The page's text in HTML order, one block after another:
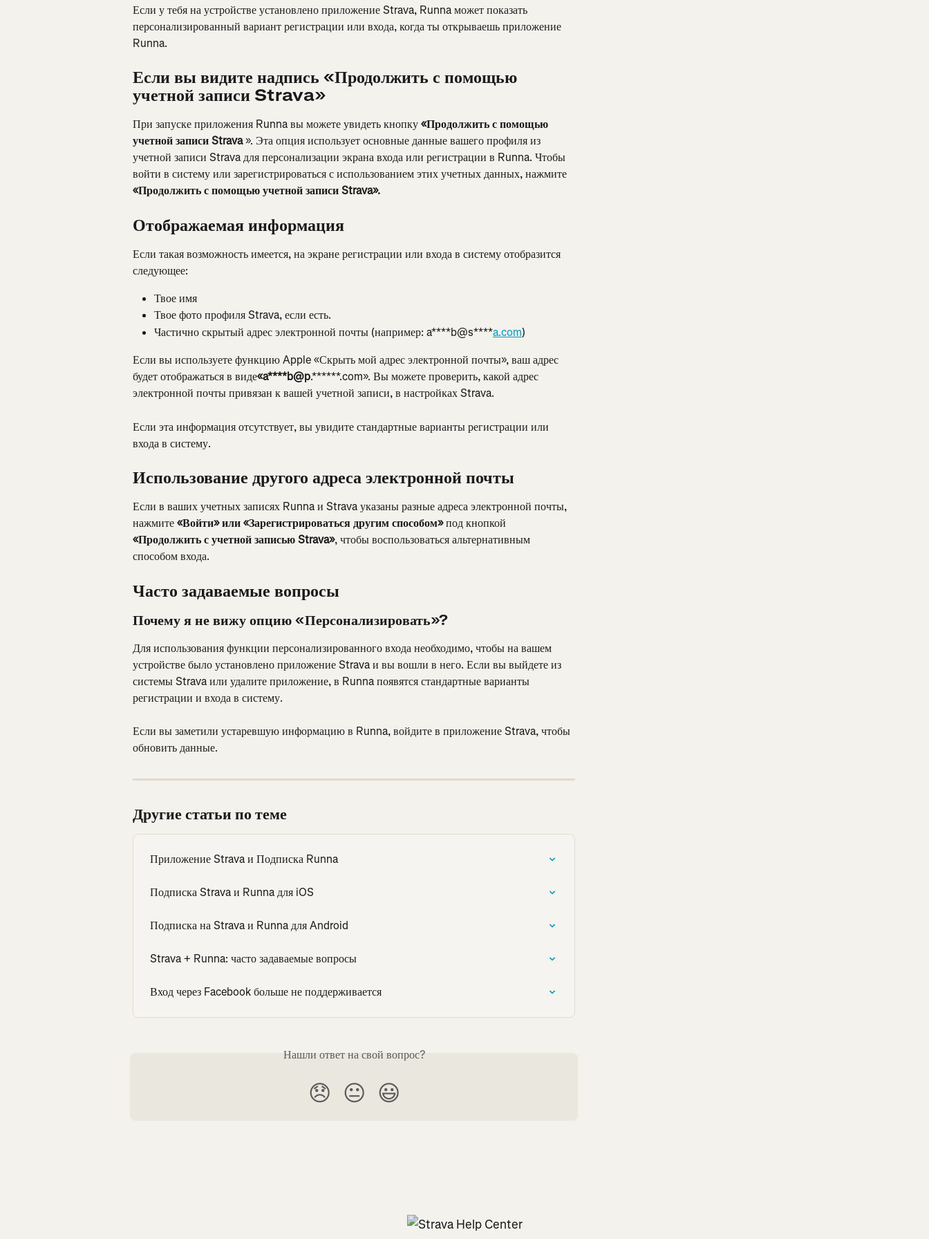
Если у тебя на устройстве установлено приложение Strava, Runna может показать
персонализированный вариант регистрации или входа, когда ты открываешь приложение
Runna.
Если вы видите надпись «Продолжить с помощью
учетной записи Strava»
При запуске приложения Runna вы можете увидеть кнопку «Продолжить с помощью
учетной записи Strava ». Эта опция использует основные данные вашего профиля из
учетной записи Strava для персонализации экрана входа или регистрации в Runna. Чтобы
войти в систему или зарегистрироваться с использованием этих учетных данных, нажмите
«Продолжить с помощью учетной записи Strava».
Отображаемая информация
Если такая возможность имеется, на экране регистрации или входа в систему отобразится
следующее:
Твое имя
Твое фото профиля Strava, если есть.
Частично скрытый адрес электронной почты (например: a****b@s****a.com)
Если вы используете функцию Apple «Скрыть мой адрес электронной почты», ваш адрес
будет отображаться в виде«a****b@p.******.com». Вы можете проверить, какой адрес
электронной почты привязан к вашей учетной записи, в настройках Strava.
Если эта информация отсутствует, вы увидите стандартные варианты регистрации или
входа в систему.
Использование другого адреса электронной почты
Если в ваших учетных записях Runna и Strava указаны разные адреса электронной почты,
нажмите «Войти» или «Зарегистрироваться другим способом» под кнопкой
«Продолжить с учетной записью Strava», чтобы воспользоваться альтернативным
способом входа.
Часто задаваемые вопросы
Почему я не вижу опцию «Персонализировать»?
Для использования функции персонализированного входа необходимо, чтобы на вашем
устройстве было установлено приложение Strava и вы вошли в него. Если вы выйдете из
системы Strava или удалите приложение, в Runna появятся стандартные варианты
регистрации и входа в систему.
Если вы заметили устаревшую информацию в Runna, войдите в приложение Strava, чтобы
обновить данные.
Другие статьи по теме
Приложение Strava и Подписка Runna
Подписка Strava и Runna для iOS
Подписка на Strava и Runna для Android
Strava + Runna: часто задаваемые вопросы
Вход через Facebook больше не поддерживается
Нашли ответ на свой вопрос?
😞 😐 😃